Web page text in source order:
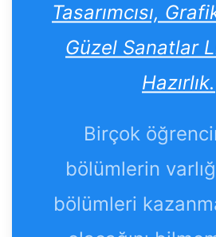
Tasarımcısı,
Güzel Sanatlar
Hazırlık.
Birçok
bölümlerin
bölümleri